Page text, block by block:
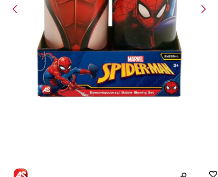
Με την προσφορά
θα λάβεις δωρεάν το είδος με τη
χαμηλότερη τιμή αν αγοράσεις τουλάχιστον
Με την προσφορά κερδίζεις έκπτωση
στο καλάθι, αν
αγοράσεις τουλάχιστονμε την ειδική σήμανση.
ΠΗΓΑΙΝΕ ΣΤΟ ΚΑΛΑΘΙ
Είναι για δώρο;
ΝΑΙ
Λεπτομέρειες που θα ήθελες να γνωρίζουμε για το δώρο σου